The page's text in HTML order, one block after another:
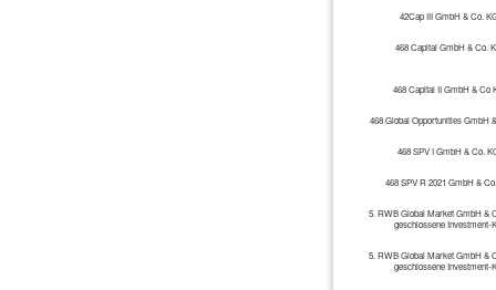
42Cap III GmbH & Co.
468 Capital GmbH & Co.
468 Capital II GmbH & Co
468 Global Opportunities GmbH
468 SPV I GmbH & Co.
468 SPV R 2021 GmbH &
5. RWB Global Market GmbH &
geschlossene Investment-
5. RWB Global Market GmbH &
geschlossene Investment-